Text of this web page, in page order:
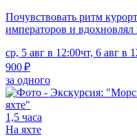
Почувствовать ритм
императоров и вдохновлял
ср, 5 авг в 12:00чт, 6 авг в
900 ₽
за одного
1,5 часа
На яхте